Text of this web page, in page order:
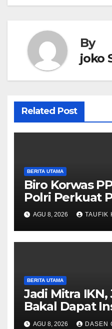
By
joko
Related Post
BERITA UTAMA
Biro Korwas
Polri Perkuat
untuk Dorong
Hukum yang
AGU 8, 2026 TAUFIK
BERITA UTAMA
Jadi Mitra
Bakal Dapat
AGU 8, 2026 DASEN